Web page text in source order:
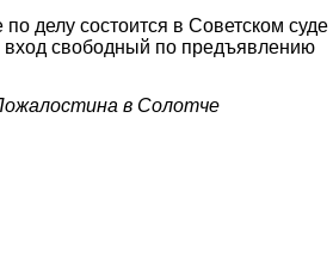
делу состоится в Советском суде
вход свободный по предъявлению
в Солотче